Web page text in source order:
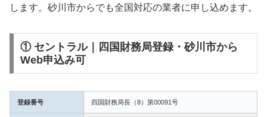
します。砂川市からでも全国対応の業者に申し込めます。
① セントラル｜四国財務局登録・砂川市から
Web申込み可
登録番号 四国財務局長（8）第00091号